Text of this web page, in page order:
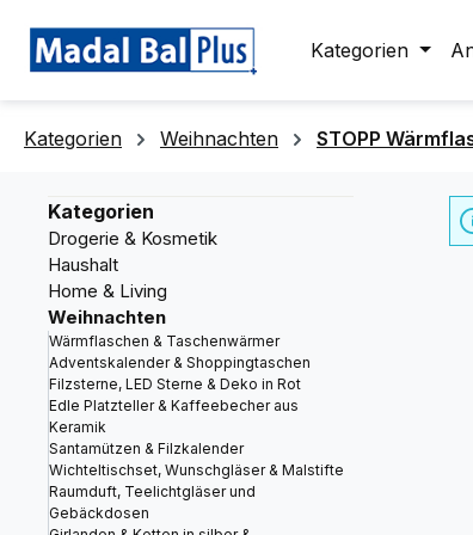
Zur Hauptnavigation springen
Kategorien
Kategorien Weihnachten STOPP
Kategorien
Drogerie & Kosmetik
Haushalt
Home & Living
Weihnachten
Wärmflaschen & Taschenwärmer
Adventskalender & Shoppingtaschen
Filzsterne, LED Sterne & Deko in Rot
Edle Platzteller & Kaffeebecher aus
Keramik
Santamützen & Filzkalender
Wichteltischset, Wunschgläser & Malstifte
Raumduft, Teelichtgläser und
Gebäckdosen